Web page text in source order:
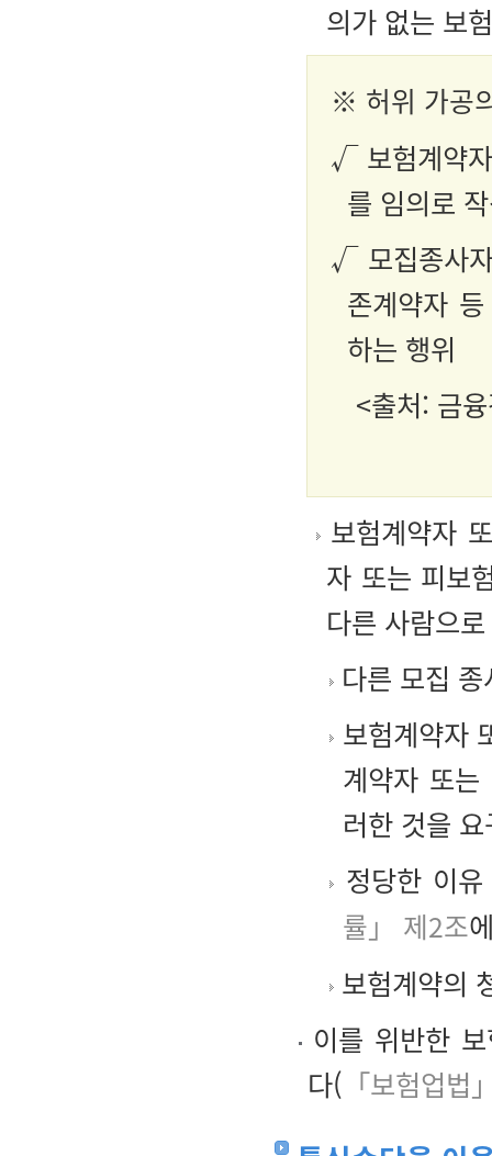
의가 없는 보
※ 허위 가공
√ 보험계약
를 임의로
√ 모집종사
존계약자
하는 행위
<출처: 금
보험계약자
자 또는 피보
다른 사람으
다른 모집
보험계약자
계약자 또
러한 것을
정당한 이
률」 제2조
보험계약의
이를 위반한
다( 「보험업